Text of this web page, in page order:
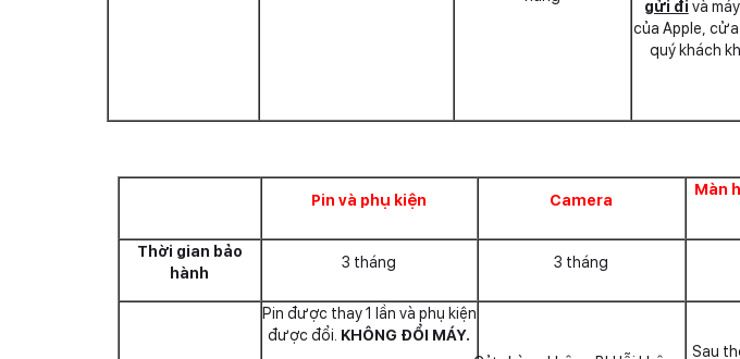
gửi đi và
của Apple,
quý khách
Pin và phụ kiện Camera
Màn
Thời gian bảo
hành
3 tháng 3 tháng
Pin được thay 1 lần và phụ kiện
được đổi. KHÔNG ĐỔI MÁY.
Sau